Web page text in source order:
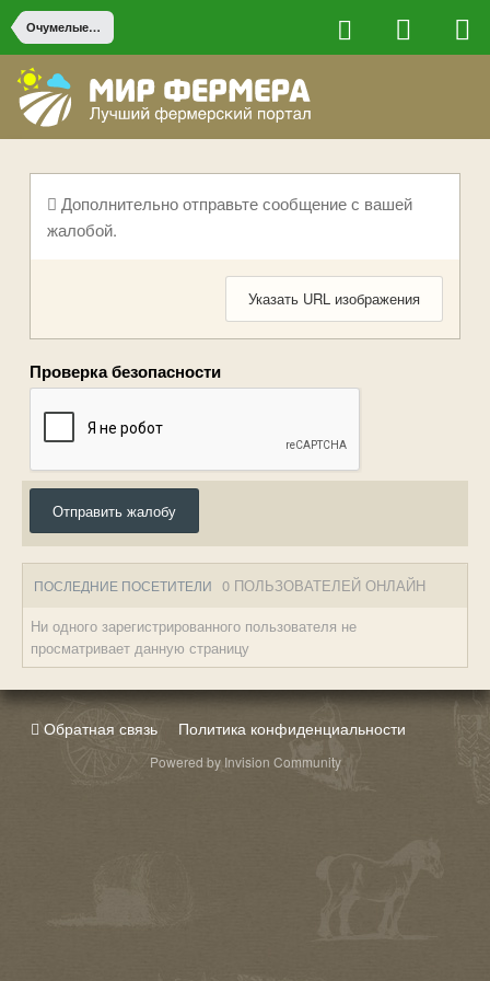
Очумелые ручки
Дополнительно отправьте сообщение с вашей
жалобой.
Указать URL изображения
Проверка безопасности
Отправить жалобу
ПОСЛЕДНИЕ ПОСЕТИТЕЛИ 0 ПОЛЬЗОВАТЕЛЕЙ ОНЛАЙН
Ни одного зарегистрированного пользователя не
просматривает данную страницу
Обратная связь Политика конфиденциальности
Powered by Invision Community